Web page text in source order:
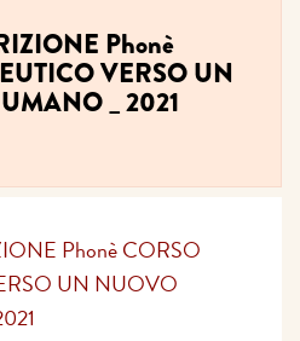
Phonè
VERSO UN
_ 2021
Phonè CORSO
UN NUOVO